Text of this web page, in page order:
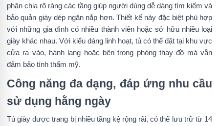
phân chia rõ ràng các tầng giúp người dùng dễ dàng tìm kiếm và
bảo quản giày dép ngăn nắp hơn. Thiết kế này đặc biệt phù hợp
với những gia đình có nhiều thành viên hoặc sở hữu nhiều loại
giày khác nhau. Với kiểu dáng linh hoạt, tủ có thể đặt tại khu vực
cửa ra vào, hành lang hoặc bên trong phòng thay đồ mà vẫn
đảm bảo tính thẩm mỹ.
Công năng đa dạng, đáp ứng nhu cầu
sử dụng hằng ngày
Tủ giày được trang bị nhiều tầng kệ rộng rãi, có thể lưu trữ từ 14